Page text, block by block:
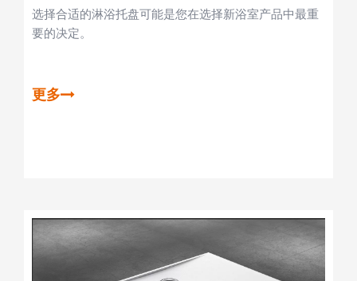
选择合适的淋浴托盘可能是您在选择新浴室产品中最重
要的决定。
更多